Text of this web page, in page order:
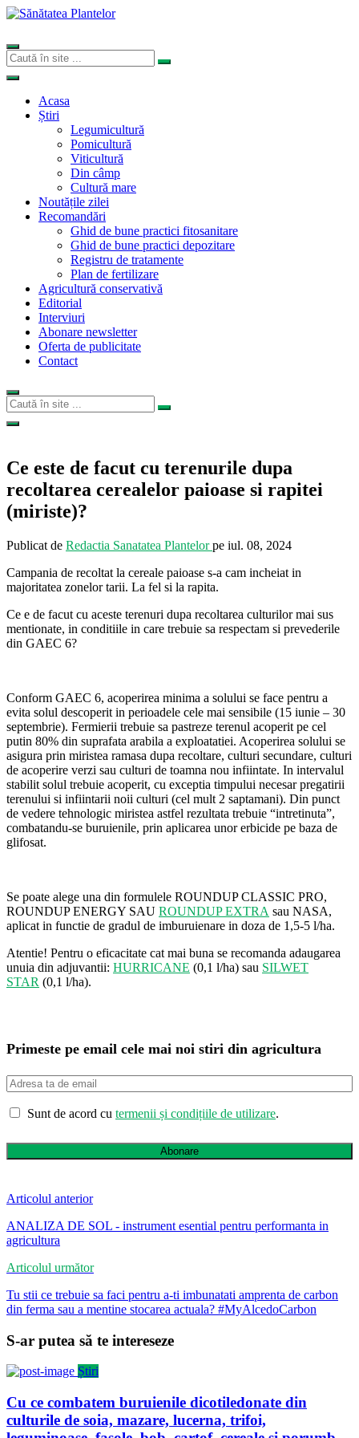
Acasa
Știri
Legumicultură
Pomicultură
Viticultură
Din câmp
Cultură mare
Noutățile zilei
Recomandări
Ghid de bune practici fitosanitare
Ghid de bune practici depozitare
Registru de tratamente
Plan de fertilizare
Agricultură conservativă
Editorial
Interviuri
Abonare newsletter
Oferta de publicitate
Contact
Ce este de facut cu terenurile dupa
recoltarea cerealelor paioase si rapitei
(miriste)?
Publicat de Redactia Sanatatea Plantelorpe iul. 08, 2024
Campania de recoltat la cereale paioase s-a cam incheiat in
majoritatea zonelor tarii. La fel si la rapita.
Ce e de facut cu aceste terenuri dupa recoltarea culturilor mai sus
mentionate, in conditiile in care trebuie sa respectam si prevederile
din GAEC 6?
Conform GAEC 6, acoperirea minima a solului se face pentru a
evita solul descoperit in perioadele cele mai sensibile (15 iunie – 30
septembrie). Fermierii trebuie sa pastreze terenul acoperit pe cel
putin 80% din suprafata arabila a exploatatiei. Acoperirea solului se
asigura prin miristea ramasa dupa recoltare, culturi secundare, culturi
de acoperire verzi sau culturi de toamna nou infiintate. In intervalul
stabilit solul trebuie acoperit, cu exceptia timpului necesar pregatirii
terenului si infiintarii noii culturi (cel mult 2 saptamani). Din punct
de vedere tehnologic miristea astfel rezultata trebuie “intretinuta”,
combatandu-se buruienile, prin aplicarea unor erbicide pe baza de
glifosat.
Se poate alege una din formulele ROUNDUP CLASSIC PRO,
ROUNDUP ENERGY SAU ROUNDUP EXTRA sau NASA,
aplicat in functie de gradul de imburuienare in doza de 1,5-5 l/ha.
Atentie! Pentru o eficacitate cat mai buna se recomanda adaugarea
unuia din adjuvantii: HURRICANE (0,1 l/ha) sau SILWET
STAR (0,1 l/ha).
Primeste pe email cele mai noi stiri din agricultura
Sunt de acord cu termenii și condițiile de utilizare.
Abonare
Articolul anterior
ANALIZA DE SOL - instrument esential pentru performanta in
agricultura
Articolul următor
Tu stii ce trebuie sa faci pentru a-ti imbunatati amprenta de carbon
din ferma sau a mentine stocarea actuala? #MyAlcedoCarbon
S-ar putea să te intereseze
Știri
Cu ce combatem buruienile dicotiledonate din
culturile de soia, mazare, lucerna, trifoi,